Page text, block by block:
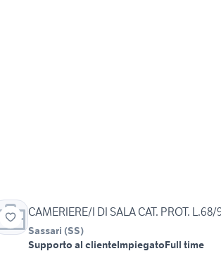
CAMERIERE/I DI SALA CAT. PROT.
Sassari (SS)
Supporto al clienteImpiegatoFull time